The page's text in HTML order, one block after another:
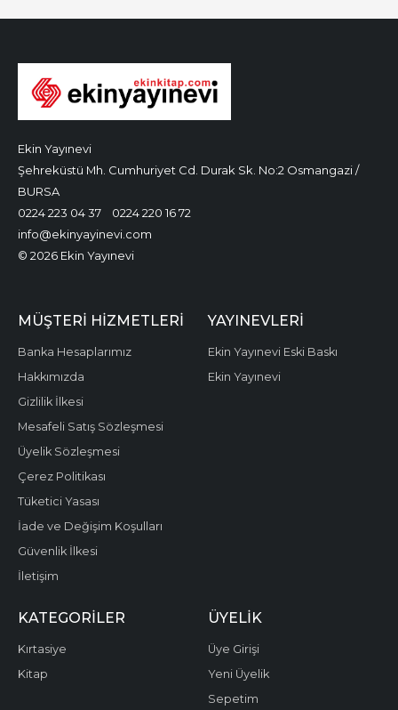
Ekin Yayınevi
Şehreküstü Mh. Cumhuriyet Cd. Durak Sk. No:2 Osmangazi /
BURSA
0224 223 04 37
0224 220 16 72
info@ekinyayinevi.com
© 2026 Ekin Yayınevi
MÜŞTERI HIZMETLERI
Banka Hesaplarımız
Hakkımızda
Gizlilik İlkesi
Mesafeli Satış Sözleşmesi
Üyelik Sözleşmesi
Çerez Politikası
Tüketici Yasası
İade ve Değişim Koşulları
Güvenlik İlkesi
İletişim
YAYINEVLERI
Ekin Yayınevi Eski Baskı
Ekin Yayınevi
KATEGORILER
Kırtasiye
Kitap
ÜYELIK
Üye Girişi
Yeni Üyelik
Sepetim